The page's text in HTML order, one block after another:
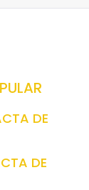
DE
DE